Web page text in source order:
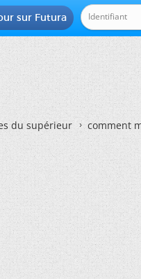
sur Futura
du supérieur comment